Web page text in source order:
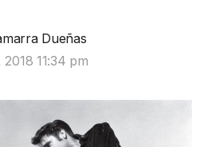
Dueñas
2018 11:34 pm